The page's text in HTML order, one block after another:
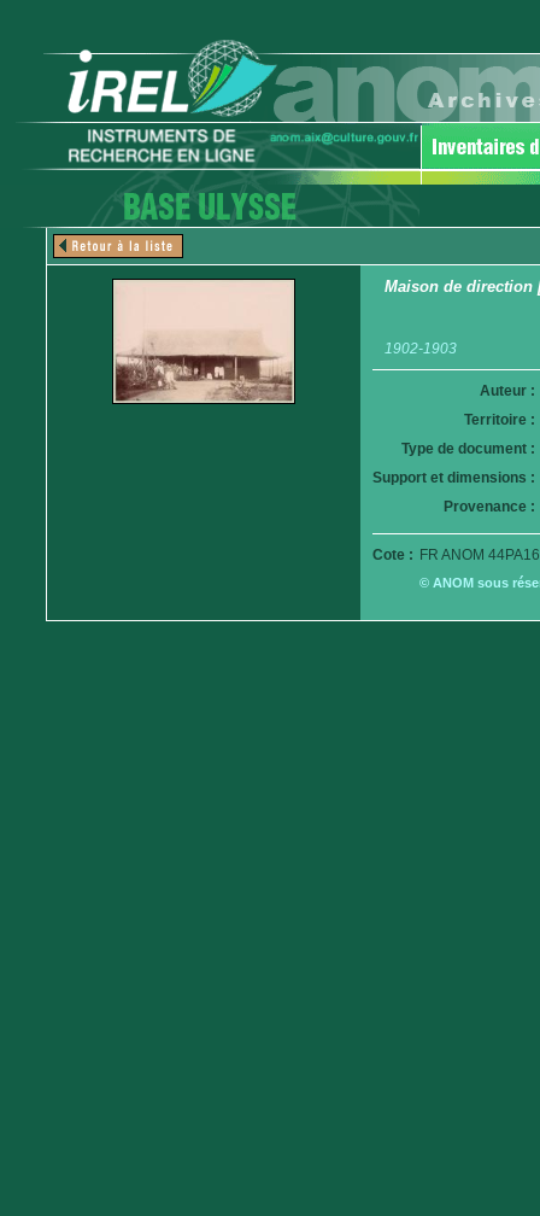
Maison de direction
1902-1903
Auteur :
Territoire :
Type de document :
Support et dimensions :
Provenance :
Cote : FR ANOM
© ANOM sous